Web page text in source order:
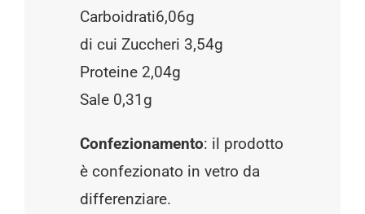
Carboidrati6,06g
di cui Zuccheri 3,54g
Proteine 2,04g
Sale 0,31g
Confezionamento: il prodotto
è confezionato in vetro da
differenziare.